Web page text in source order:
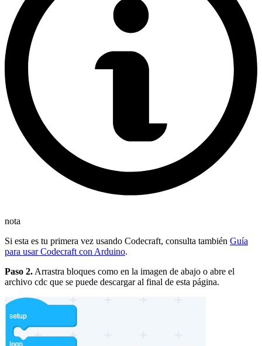
nota
Si esta es tu primera vez usando Codecraft, consulta también Guía
para usar Codecraft con Arduino.
Paso 2. Arrastra bloques como en la imagen de abajo o abre el
archivo cdc que se puede descargar al final de esta página.